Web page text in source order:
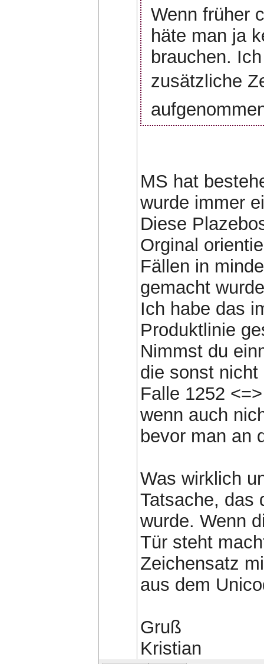
Wenn früher
häte man ja
brauchen.
zusätzliche
MS hat
wurde immer
Diese
Orginal
Fällen in
gemacht
Ich habe das
Produktlinie
Nimmst du
die sonst
Falle 1252
wenn auch
bevor man an
Was wirklich
Tatsache, das
wurde. Wenn
Tür steht
Zeichensatz
aus dem
Gruß
Kristian